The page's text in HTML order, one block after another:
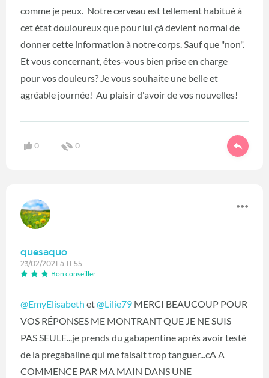
comme je peux. Notre cerveau est tellement habitué à
cet état douloureux que pour lui çà devient normal de
donner cette information à notre corps. Sauf que "non".
Et vous concernant, êtes-vous bien prise en charge
pour vos douleurs? Je vous souhaite une belle et
agréable journée! Au plaisir d'avoir de vos nouvelles!
0 0
quesaquo
23/02/2021 à 11:55
Bon conseiller
@EmyElisabeth ‍ et@Lilie79 ‍ MERCI BEAUCOUP POUR
VOS RÉPONSES ME MONTRANT QUE JE NE SUIS
PAS SEULE...je prends du gabapentine après avoir testé
de la pregabaline qui me faisait trop tanguer...cA A
COMMENCE PAR MA MAIN DANS UNE